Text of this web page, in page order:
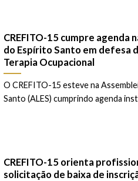
CREFITO-15 cumpre agenda
do Espírito Santo em defesa
Terapia Ocupacional
O CREFITO-15 esteve na
Santo (ALES) cumprindo agenda
CREFITO-15 orienta
solicitação de baixa de